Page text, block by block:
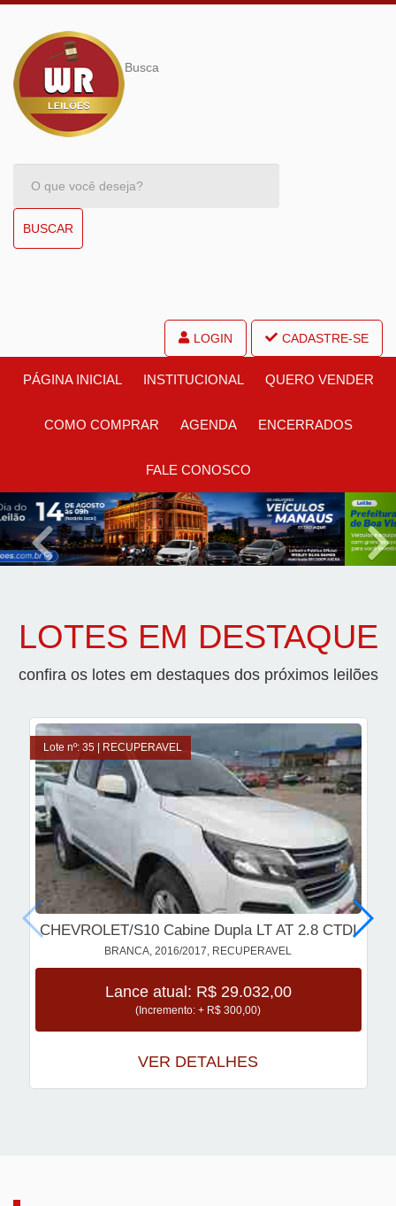
Busca
BUSCAR
LOGIN CADASTRE-SE
PÁGINA INICIAL INSTITUCIONAL QUERO VENDER
COMO COMPRAR AGENDA ENCERRADOS
FALE CONOSCO
Previous
LOTES EM DESTAQUE
confira os lotes em destaques dos próximos leilões
Lote nº: 35 | RECUPERAVEL
CHEVROLET/S10 Cabine Dupla LT AT 2.8 CTDI
BRANCA, 2016/2017, RECUPERAVEL
Lance atual: R$ 29.032,00
(Incremento: + R$ 300,00)
VER DETALHES